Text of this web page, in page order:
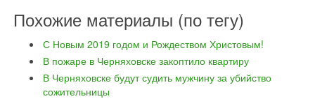
Похожие материалы (по тегу)
С Новым 2019 годом и Рождеством Христовым!
В пожаре в Черняховске закоптило квартиру
В Черняховске будут судить мужчину за убийство
сожительницы